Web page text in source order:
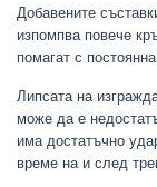
Добавените
изпомпва повече
помагат с
Липсата на
може да е
има достатъчно
време на и след